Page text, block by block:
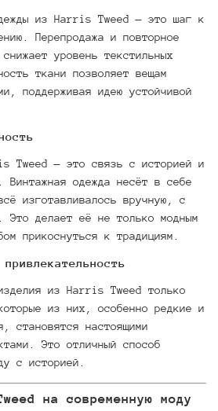
из Harris Tweed — это шаг к
Перепродажа и повторное
уровень текстильных
ткани позволяет вещам
поддерживая идею устойчивой
Tweed — это связь с историей и
Винтажная одежда несёт в себе
изготавливалось вручную, с
Это делает её не только модным
прикоснуться к традициям.
из Harris Tweed только
из них, особенно редкие и
становятся настоящими
Это отличный способ
с историей.
на современную моду